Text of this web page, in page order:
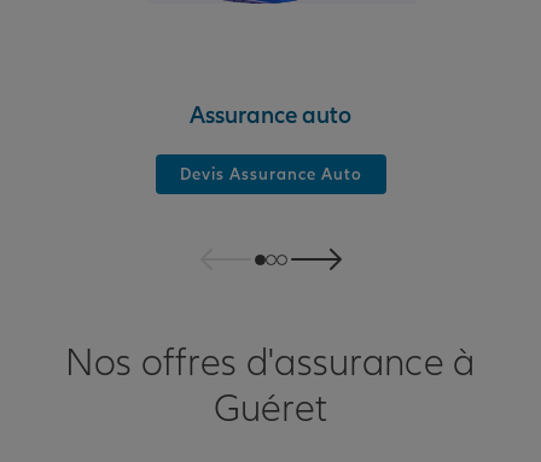
Assurance auto
Devis Assurance Auto
Nos offres d'assurance à
Guéret